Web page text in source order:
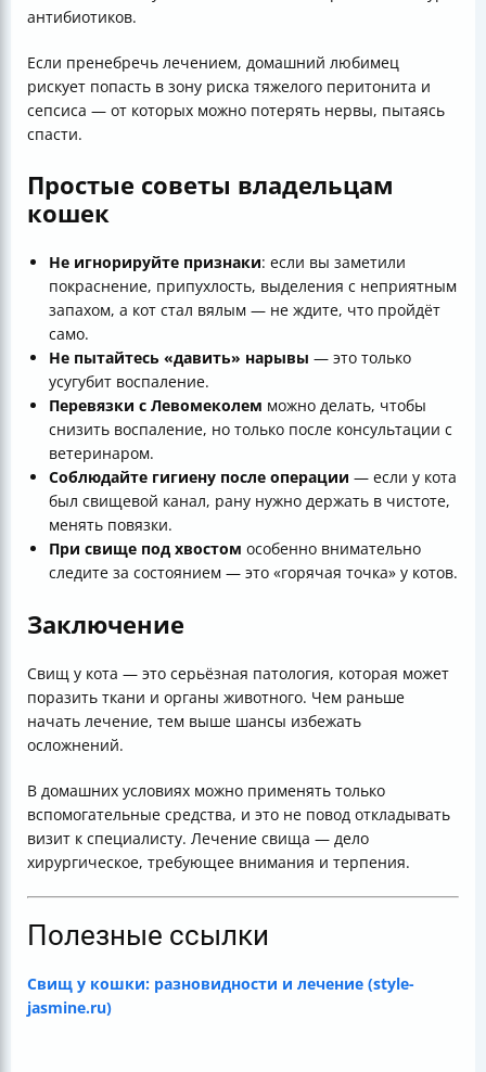
антибиотиков.
Если пренебречь лечением, домашний любимец
рискует попасть в зону риска тяжелого перитонита и
сепсиса — от которых можно потерять нервы, пытаясь
спасти.
Простые советы владельцам
кошек
Не игнорируйте признаки: если вы заметили
покраснение, припухлость, выделения с неприятным
запахом, а кот стал вялым — не ждите, что пройдёт
само.
Не пытайтесь «давить» нарывы — это только
усугубит воспаление.
Перевязки с Левомеколем можно делать, чтобы
снизить воспаление, но только после консультации с
ветеринаром.
Соблюдайте гигиену после операции — если у кота
был свищевой канал, рану нужно держать в чистоте,
менять повязки.
При свище под хвостом особенно внимательно
следите за состоянием — это «горячая точка» у котов.
Заключение
Свищ у кота — это серьёзная патология, которая может
поразить ткани и органы животного. Чем раньше
начать лечение, тем выше шансы избежать
осложнений.
В домашних условиях можно применять только
вспомогательные средства, и это не повод откладывать
визит к специалисту. Лечение свища — дело
хирургическое, требующее внимания и терпения.
Полезные ссылки
Свищ у кошки: разновидности и лечение (style-
jasmine.ru)